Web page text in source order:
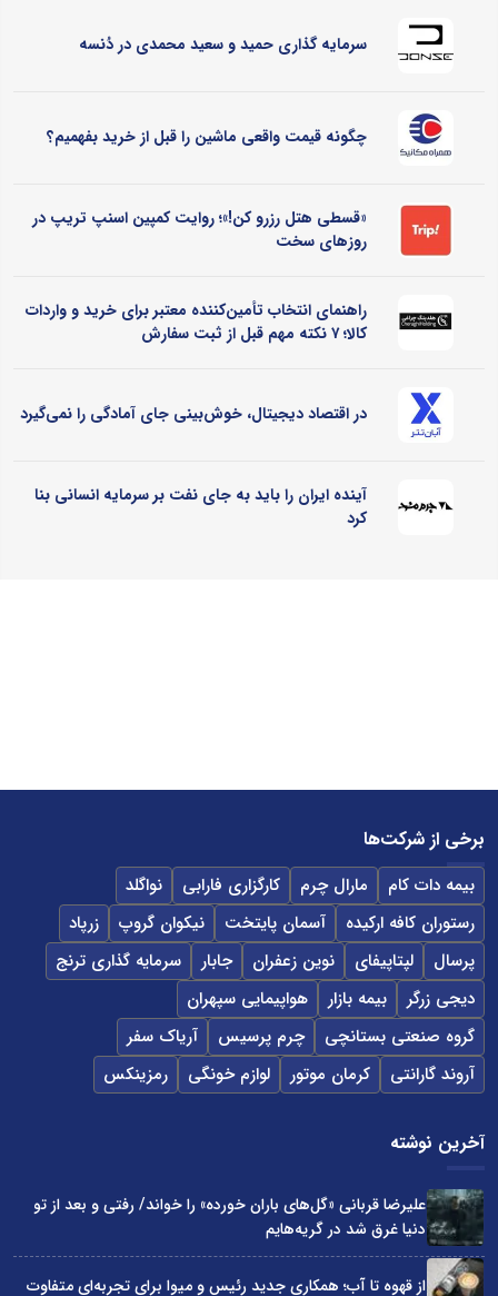
سرمایه گذاری حمید و سعید محمدی در دُنسه
چگونه قیمت واقعی ماشین را قبل از خرید بفهمیم؟
«قسطی هتل رزرو کن!»؛ روایت کمپین اسنپ تریپ در
روزهای سخت
راهنمای انتخاب تأمین‌کننده معتبر برای خرید و واردات
کالا؛ ۷ نکته مهم قبل از ثبت سفارش
در اقتصاد دیجیتال، خوش‌بینی جای آمادگی را نمی‌گیرد
آینده ایران را باید به جای نفت بر سرمایه انسانی بنا
کرد
برخی از شرکت‌ها
بیمه دات کام مارال چرم کارگزاری فارابی
نواگلد
رستوران کافه ارکیده
آسمان پایتخت نیکوان گروپ
زرپاد
پرسال
لپتاپیفای نوین زعفران جابار
سرمایه گذاری ترنج
دیجی زرگر
بیمه بازار
هواپیمایی سپهران
گروه صنعتی بستانچی
چرم پرسیس
آریاک سفر
آروند گارانتی
کرمان موتور لوازم خونگی رمزینکس
آخرین نوشته
علیرضا قربانی «گل‌های باران خورده» را خواند/ رفتی و بعد از تو
دنیا غرق شد در گریه‌هایم
از قهوه تا آب؛ همکاری جدید رئیس و میوا برای تجربه‌ای متفاوت